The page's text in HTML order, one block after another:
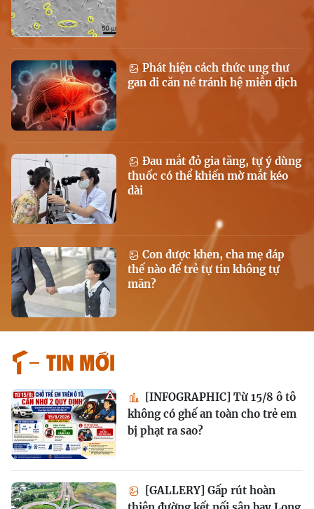
Phát hiện cách thức ung thư
gan di căn né tránh hệ miễn dịch
Đau mắt đỏ gia tăng, tự ý dùng
thuốc có thể khiến mờ mắt kéo
dài
Con được khen, cha mẹ đáp
thế nào để trẻ tự tin không tự
mãn?
Tin mới
[INFOGRAPHIC] Từ 15/8 ô tô
không có ghế an toàn cho trẻ em
bị phạt ra sao?
[GALLERY] Gấp rút hoàn